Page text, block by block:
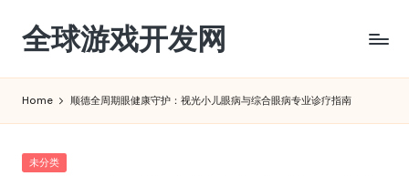
Skip
content
全球游戏开发网
Home 顺德全周期眼健康守护：视光小儿眼病与综合眼病专业诊疗指南
Posted
未分类